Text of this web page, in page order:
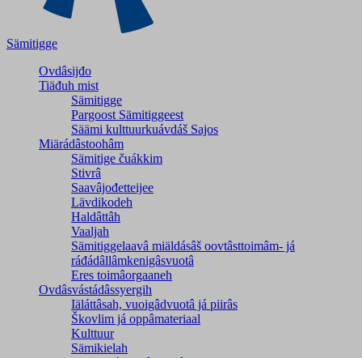
Sämitigge
Ovdâsijđo
Tiäđuh mist
Sämitigge
Pargoost Sämitiggeest
Säämi kulttuurkuávdáš Sajos
Miärádâstoohâm
Sämitige čuákkim
Stivrâ
Saavâjođetteijee
Lävdikodeh
Haldâttâh
Vaaljah
Sämitiggelaavâ miäldásâš oovtâsttoimâm- já
ráđádâllâmkenigâsvuotâ
Eres toimâorgaaneh
Ovdâsvástádâssyergih
Iäláttâsah, vuoigâdvuotâ já piirâs
Škovlim já oppâmateriaal
Kulttuur
Sämikielah